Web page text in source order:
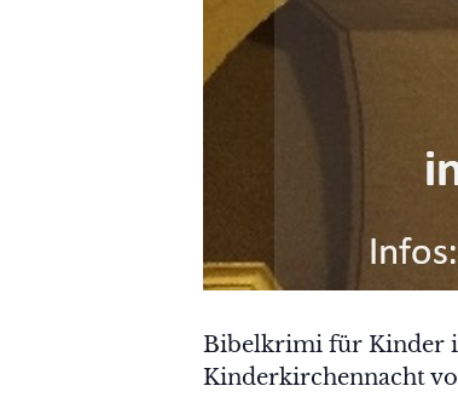
Bibelkrimi für Kinder
Kinderkirchennacht